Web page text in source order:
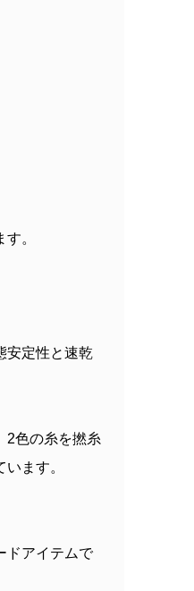
。
安定性と速乾
2色の糸を撚糸
ます。
ドアイテムで